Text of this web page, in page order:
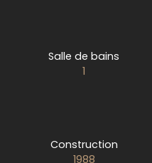
Salle de bains
1
Construction
1988